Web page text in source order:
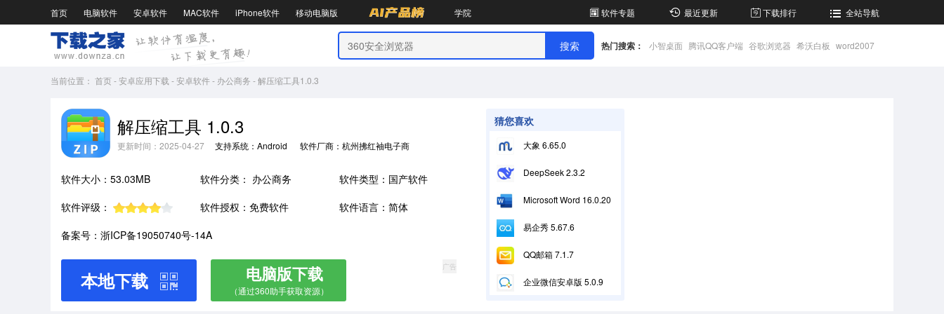
首页 电脑软件 安卓软件 MAC软件 iPhone软件 移动电脑版 学院 软件专题 最近更新 下载排行 全站导航
热门搜索： 小智桌面 腾讯QQ客户端 谷歌浏览器 希沃白板 word2007
当前位置： 首页-安卓应用下载 -安卓软件- 办公商务 -解压缩工具1.0.3
解压缩工具 1.0.3
更新时间：2025-04-27 支持系统：Android 软件厂商：杭州拂红袖电子商务有限公司
软件大小：53.03MB 软件分类： 办公商务
软件类型：国产软件
软件评级：
软件授权：免费软件
软件语言：简体
备案号：浙ICP备19050740号-14A
本地下载 电脑版下载
（通过360助手获取资源）
广告
猜您喜欢
大象 6.65.0
DeepSeek 2.3.2
Microsoft Word 16.0.20228.20090
易企秀 5.67.6
QQ邮箱 7.1.7
企业微信安卓版 5.0.9